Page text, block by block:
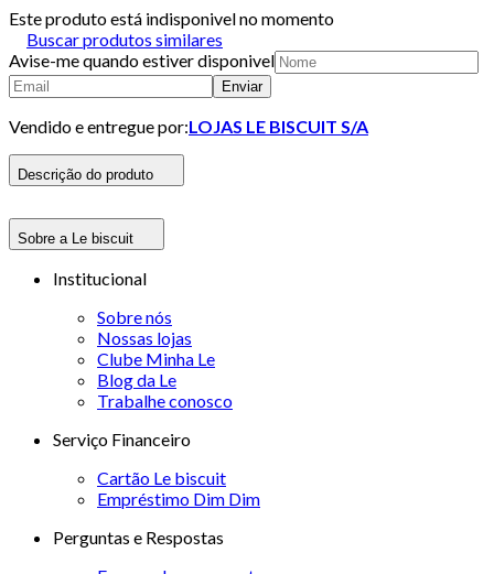
Este produto está indisponivel no momento
Buscar produtos similares
Avise-me quando estiver disponivel
Enviar
Vendido e entregue por:LOJAS LE BISCUIT S/A
Descrição do produto
Sobre a Le biscuit
Institucional
Sobre nós
Nossas lojas
Clube Minha Le
Blog da Le
Trabalhe conosco
Serviço Financeiro
Cartão Le biscuit
Empréstimo Dim Dim
Perguntas e Respostas